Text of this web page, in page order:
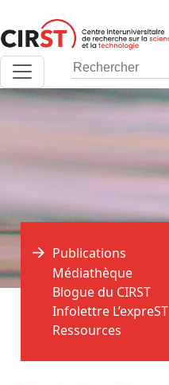
au
contenu
Accueil > Publications >
Publications
Médiathèque
Blogue du CIRST
Infolettre L’expreST
Ressources